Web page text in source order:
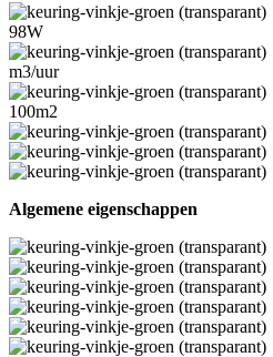
98W
m3/uur
100m2
Algemene eigenschappen